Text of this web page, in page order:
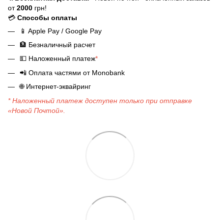
от2000 грн!
💳 Способы оплаты
📱 Apple Pay / Google Pay
🏦 Безналичный расчет
💵 Наложенный платеж*
📲 Оплата частями от Monobank
🌐Интернет-эквайринг
* Наложенный платеж доступен только при отправке
«Новой Почтой».